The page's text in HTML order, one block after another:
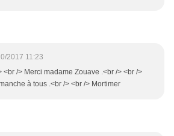
2017 11:23
<br /> Merci madame Zouave .<br /> <br />
à tous .<br /> <br /> Mortimer